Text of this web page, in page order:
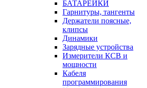
БАТАРЕЙКИ
Гарнитуры, тангенты
Держатели поясные,
клипсы
Динамики
Зарядные устройства
Измерители КСВ и
мощности
Кабеля
программирования